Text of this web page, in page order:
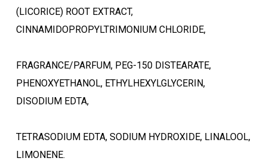
(LICORICE) ROOT EXTRACT,
CINNAMIDOPROPYLTRIMONIUM CHLORIDE,
FRAGRANCE/PARFUM, PEG-150 DISTEARATE,
PHENOXYETHANOL, ETHYLHEXYLGLYCERIN,
DISODIUM EDTA,
TETRASODIUM EDTA, SODIUM HYDROXIDE, LINALOOL,
LIMONENE.